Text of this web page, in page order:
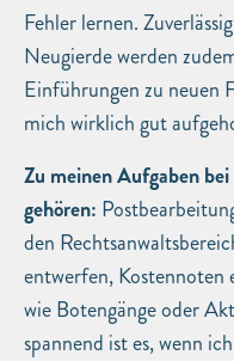
Fehler lernen.
Neugierde werden
Einführungen zu neuen
mich wirklich gut
Zu meinen Aufgaben
gehören:
den
entwerfen, Kostennoten
wie Botengänge oder
spannend ist es, wenn ich